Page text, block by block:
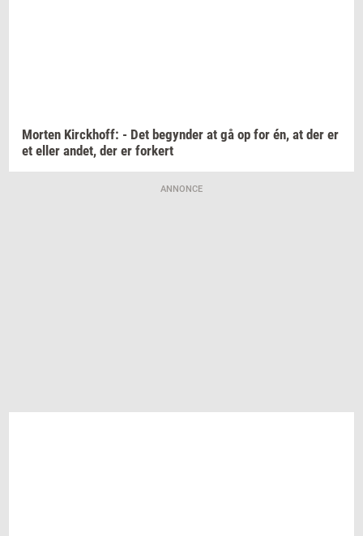
Mor­ten Kirck­hoff: - Det be­gyn­der at gå op for én, at der er
et eller andet, der er for­kert
ANNONCE